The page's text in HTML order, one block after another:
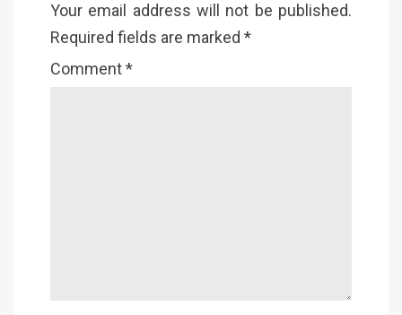
Your email address will not be published.
Required fields are marked *
Comment*